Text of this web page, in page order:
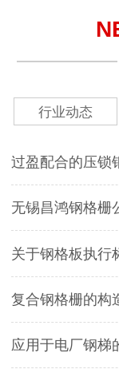
行业动态
应用于电厂钢梯